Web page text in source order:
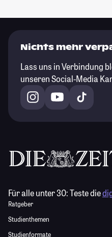
Nichts mehr
Lass uns in Verbindung
unseren Social-Media
Für alle unter 30:Teste die
Ratgeber
Studienthemen
Studienformate